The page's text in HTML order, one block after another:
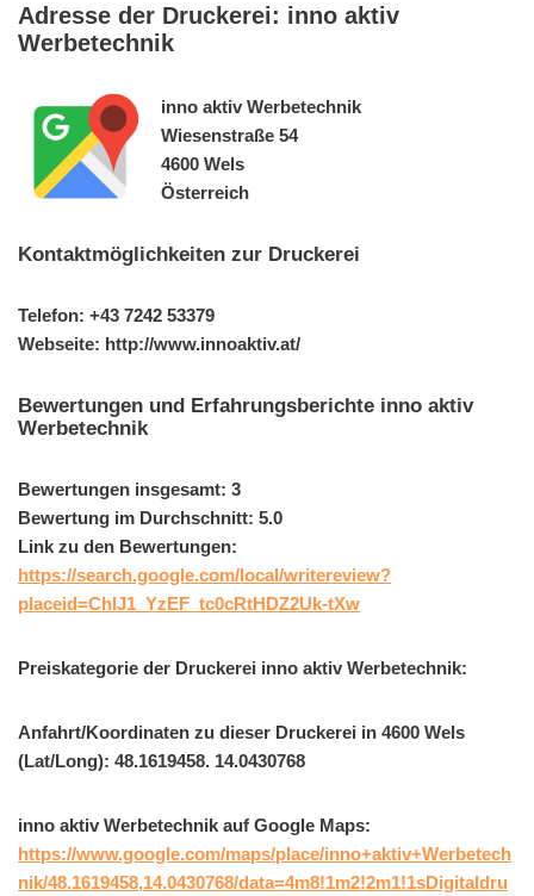
Adresse der Druckerei: inno aktiv
Werbetechnik
inno aktiv Werbetechnik
Wiesenstraße 54
4600 Wels
Österreich
Kontaktmöglichkeiten zur Druckerei
Telefon: +43 7242 53379
Webseite: http://www.innoaktiv.at/
Bewertungen und Erfahrungsberichte inno aktiv
Werbetechnik
Bewertungen insgesamt: 3
Bewertung im Durchschnitt: 5.0
Link zu den Bewertungen:
https://search.google.com/local/writereview?
placeid=ChIJ1_YzEF_tc0cRtHDZ2Uk-tXw
Preiskategorie der Druckerei inno aktiv Werbetechnik:
Anfahrt/Koordinaten zu dieser Druckerei in 4600 Wels
(Lat/Long): 48.1619458. 14.0430768
inno aktiv Werbetechnik auf Google Maps:
https://www.google.com/maps/place/inno+aktiv+Werbetech
nik/48.1619458,14.0430768/data=4m8!1m2!2m1!1sDigitaldru